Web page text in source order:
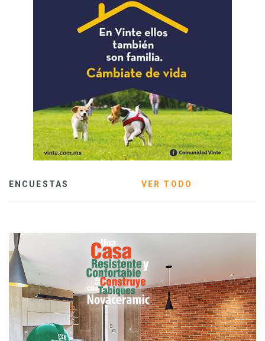
ENCUESTAS VER TODO